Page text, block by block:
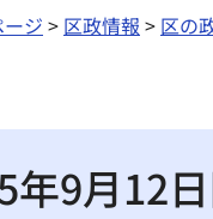
ジ > 区政情報 > 区の
年9月12